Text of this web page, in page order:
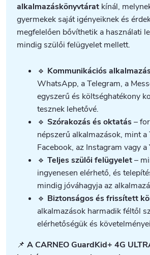
alkalmazáskönyvtárat kínál,
gyermekek saját igényeiknek és
megfelelően bővíthetik a használati
mindig szülői felügyelet mellett.
🔹 Kommunikációs
WhatsApp, a Telegram, a
egyszerű és költséghatékony
tesznek lehetővé.
🔹Szórakozás és oktatás–
népszerű alkalmazások, mint a
Facebook, az Instagram vagy a
🔹Teljes szülői felügyelet–
ingyenesen elérhető, és
mindig jóváhagyja az
🔹 Biztonságos és frissített
alkalmazások harmadik féltől
elérhetőségük és
📌A CARNEO GuardKid+ 4G